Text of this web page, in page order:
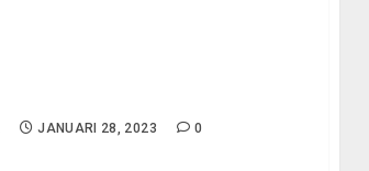
JANUARI 28, 2023 0